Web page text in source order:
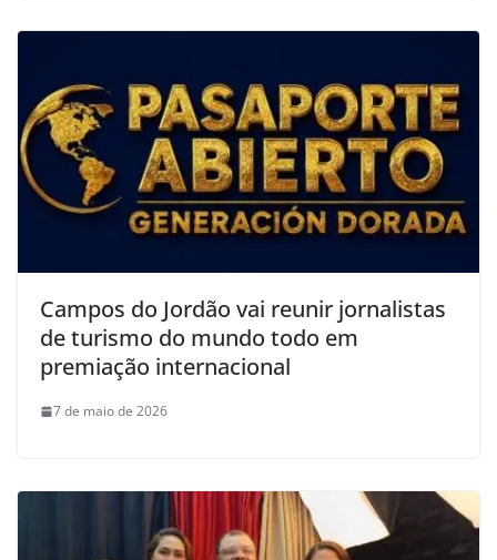
Campos do Jordão vai reunir jornalistas
de turismo do mundo todo em
premiação internacional
7 de maio de 2026